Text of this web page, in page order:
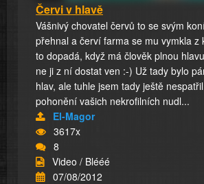
Červi v hlavě
Vášnivý chovatel červů to se svým
přehnal a červí farma se mu vymkla z
to dopadá, když má člověk plnou
ne ji z ní dostat ven :-) Už tady bylo
hlav, ale tuhle jsem tady ještě
pohonění vašich nekrofilních nudl...
El-Magor
3617x
8
Video / Blééé
07/08/2012